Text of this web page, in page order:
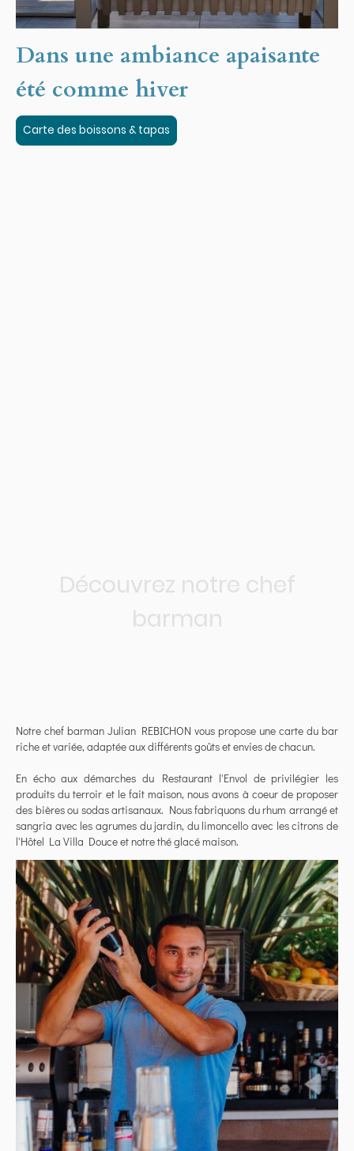
Dans une ambiance apaisante
été comme hiver
Carte des boissons & tapas
Découvrez notre chef
barman
Notre chef barman Julian REBICHON vous propose une carte du bar
riche et variée, adaptée aux différents goûts et envies de chacun.
En écho aux démarches du Restaurant l'Envol de privilégier les
produits du terroir et le fait maison, nous avons à coeur de proposer
des bières ou sodas artisanaux. Nous fabriquons du rhum arrangé et
sangria avec les agrumes du jardin, du limoncello avec les citrons de
l'Hôtel La Villa Douce et notre thé glacé maison.